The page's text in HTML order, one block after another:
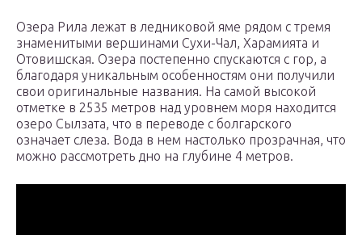
Озера Рила лежат в ледниковой яме рядом с тремя
знаменитыми вершинами Сухи-Чал, Харамията и
Отовишская. Озера постепенно спускаются с гор, а
благодаря уникальным особенностям они получили
свои оригинальные названия. На самой высокой
отметке в 2535 метров над уровнем моря находится
озеро Сылзата, что в переводе с болгарского
означает слеза. Вода в нем настолько прозрачная, что
можно рассмотреть дно на глубине 4 метров.